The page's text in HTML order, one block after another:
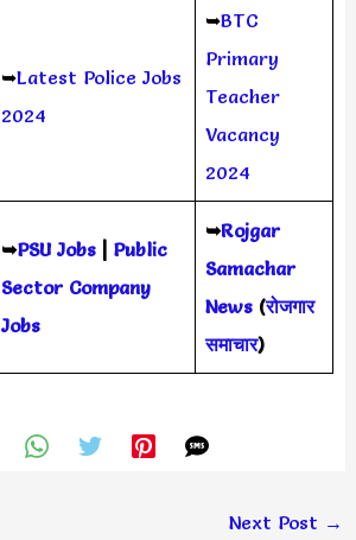
➥Latest Police Jobs
2024
➥BTC
Primary
Teacher
Vacancy
2024
➥PSU Jobs| Public
Sector Company
Jobs
➥Rojgar
Samachar
News(रोजगार
समाचार)
Next Post →